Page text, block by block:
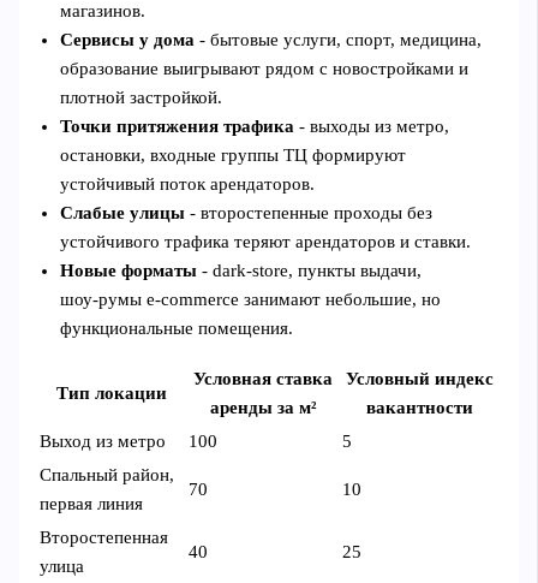
магазинов.
Сервисы у дома - бытовые услуги, спорт, медицина,
образование выигрывают рядом с новостройками и
плотной застройкой.
Точки притяжения трафика - выходы из метро,
остановки, входные группы ТЦ формируют
устойчивый поток арендаторов.
Слабые улицы - второстепенные проходы без
устойчивого трафика теряют арендаторов и ставки.
Новые форматы - dark‑store, пункты выдачи,
шоу‑румы e‑commerce занимают небольшие, но
функциональные помещения.
Тип локации
Условная ставка
аренды за м²
Условный индекс
вакантности
Выход из метро
100
5
Спальный район,
первая линия
70 10
Второстепенная
улица
40 25